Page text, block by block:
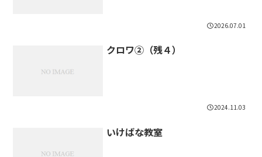
2026.07.01
クロワ②（残４）
2024.11.03
いけばな教室